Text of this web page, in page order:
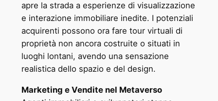
apre la strada a esperienze di visualizzazione
e interazione immobiliare inedite. I potenziali
acquirenti possono ora fare tour virtuali di
proprietà non ancora costruite o situati in
luoghi lontani, avendo una sensazione
realistica dello spazio e del design.
Marketing e Vendite nel Metaverso